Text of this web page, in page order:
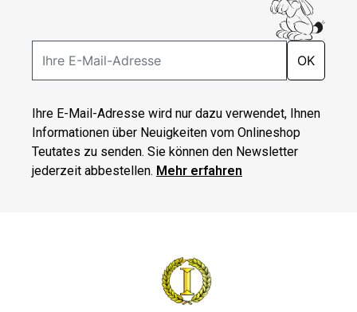
OK
Ihre E-Mail-Adresse wird nur dazu verwendet, Ihnen
Informationen über Neuigkeiten vom Onlineshop
Teutates zu senden. Sie können den Newsletter
jederzeit abbestellen. Mehr erfahren